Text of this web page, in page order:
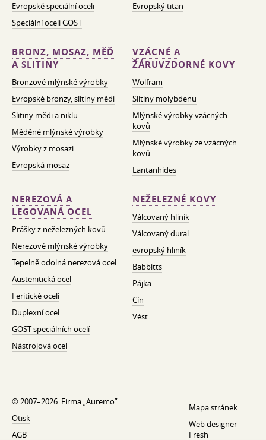
Evropské speciální oceli
Speciální oceli GOST
Evropský titan
BRONZ, MOSAZ, MĚĎ
A SLITINY
Bronzové mlýnské výrobky
Evropské bronzy, slitiny mědi
Slitiny mědi a niklu
Měděné mlýnské výrobky
Výrobky z mosazi
Evropská mosaz
VZÁCNÉ A
ŽÁRUVZDORNÉ KOVY
Wolfram
Slitiny molybdenu
Mlýnské výrobky vzácných
kovů
Mlýnské výrobky ze vzácných
kovů
Lantanhides
NEREZOVÁ A
LEGOVANÁ OCEL
Prášky z neželezných kovů
Nerezové mlýnské výrobky
Tepelně odolná nerezová ocel
Austenitická ocel
Feritické oceli
Duplexní ocel
GOST speciálních ocelí
Nástrojová ocel
NEŽELEZNÉ KOVY
Válcovaný hliník
Válcovaný dural
evropský hliník
Babbitts
Pájka
Cín
Vést
© 2007–2026. Firma „Auremo”.
Otisk
AGB
Mapa stránek
Web designer —
Fresh